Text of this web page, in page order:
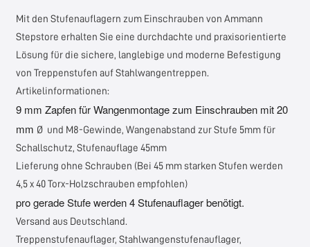
Mit den Stufenauflagern zum Einschrauben von Ammann
Stepstore erhalten Sie eine durchdachte und praxisorientierte
Lösung für die sichere, langlebige und moderne Befestigung
von Treppenstufen auf Stahlwangentreppen.
Artikelinformationen:
9 mm Zapfen für Wangenmontage zum Einschrauben mit 20
mm Ø und M8-Gewinde, Wangenabstand zur Stufe 5mm für
Schallschutz, Stufenauflage 45mm
Lieferung ohne Schrauben (Bei 45 mm starken Stufen werden
4,5 x 40 Torx-Holzschrauben empfohlen)
pro gerade Stufe werden 4 Stufenauflager benötigt.
Versand aus Deutschland.
Treppenstufenauflager, Stahlwangenstufenauflager,